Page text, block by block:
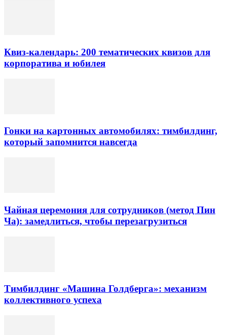
Квиз-календарь: 200 тематических квизов для
корпоратива и юбилея
Гонки на картонных автомобилях: тимбилдинг,
который запомнится навсегда
Чайная церемония для сотрудников (метод Пин
Ча): замедлиться, чтобы перезагрузиться
Тимбилдинг «Машина Голдберга»: механизм
коллективного успеха